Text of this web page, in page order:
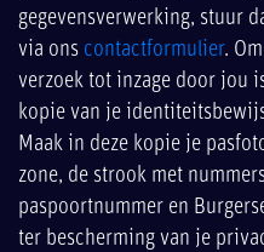
gegevensverwerking, stuur
via ons contactformulier.
verzoek tot inzage door jou
kopie van je
Maak in deze kopie je
zone, de strook met
paspoortnummer en
ter bescherming van je